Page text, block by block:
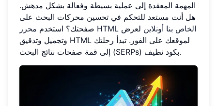
المهمة المعقدة إلى عملية بسيطة وفعالة بشكل مدهش.
هل أنت مستعد للتحكم في تحسين محركات البحث على
صفحتك؟ استخدم
محرر HTML الخاص بنا أونلاين لعرض
وتجميل وتدقيق HTML لموقعك على الفور. تبدأ رحلتك
إلى قمة صفحات نتائج البحث (SERPs) بكود نظيف.